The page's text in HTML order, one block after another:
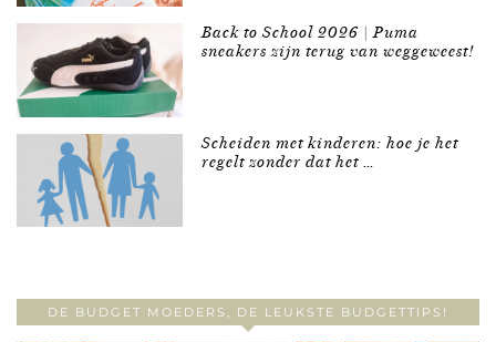
Back to School 2026 | Puma
sneakers zijn terug van weggeweest!
Scheiden met kinderen: hoe je het
regelt zonder dat het …
DE BUDGET MOEDERS, DE LEUKSTE BUDGETTIPS!